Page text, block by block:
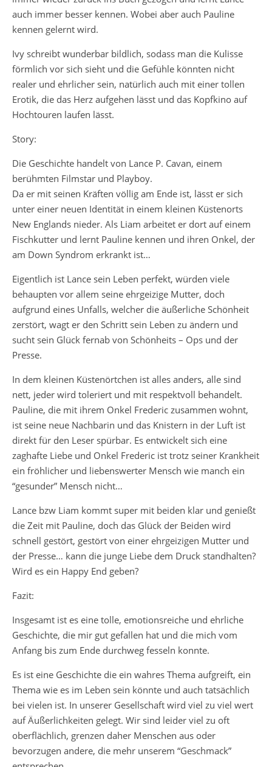
auch immer besser kennen. Wobei aber auch Pauline
kennen gelernt wird.
Ivy schreibt wunderbar bildlich, sodass man die Kulisse
förmlich vor sich sieht und die Gefühle könnten nicht
realer und ehrlicher sein, natürlich auch mit einer tollen
Erotik, die das Herz aufgehen lässt und das Kopfkino auf
Hochtouren laufen lässt.
Story:
Die Geschichte handelt von Lance P. Cavan, einem
berühmten Filmstar und Playboy.
Da er mit seinen Kräften völlig am Ende ist, lässt er sich
unter einer neuen Identität in einem kleinen Küstenorts
New Englands nieder. Als Liam arbeitet er dort auf einem
Fischkutter und lernt Pauline kennen und ihren Onkel, der
am Down Syndrom erkrankt ist…
Eigentlich ist Lance sein Leben perfekt, würden viele
behaupten vor allem seine ehrgeizige Mutter, doch
aufgrund eines Unfalls, welcher die äußerliche Schönheit
zerstört, wagt er den Schritt sein Leben zu ändern und
sucht sein Glück fernab von Schönheits – Ops und der
Presse.
In dem kleinen Küstenörtchen ist alles anders, alle sind
nett, jeder wird toleriert und mit respektvoll behandelt.
Pauline, die mit ihrem Onkel Frederic zusammen wohnt,
ist seine neue Nachbarin und das Knistern in der Luft ist
direkt für den Leser spürbar. Es entwickelt sich eine
zaghafte Liebe und Onkel Frederic ist trotz seiner Krankheit
ein fröhlicher und liebenswerter Mensch wie manch ein
“gesunder” Mensch nicht…
Lance bzw Liam kommt super mit beiden klar und genießt
die Zeit mit Pauline, doch das Glück der Beiden wird
schnell gestört, gestört von einer ehrgeizigen Mutter und
der Presse… kann die junge Liebe dem Druck standhalten?
Wird es ein Happy End geben?
Fazit:
Insgesamt ist es eine tolle, emotionsreiche und ehrliche
Geschichte, die mir gut gefallen hat und die mich vom
Anfang bis zum Ende durchweg fesseln konnte.
Es ist eine Geschichte die ein wahres Thema aufgreift, ein
Thema wie es im Leben sein könnte und auch tatsächlich
bei vielen ist. In unserer Gesellschaft wird viel zu viel wert
auf Äußerlichkeiten gelegt. Wir sind leider viel zu oft
oberflächlich, grenzen daher Menschen aus oder
bevorzugen andere, die mehr unserem “Geschmack”